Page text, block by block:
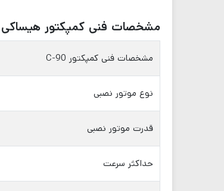
مشخصات فنی کمپکتور هیساکی
مشخصات فنی کمپکتور C-90
نوع موتور نصبی
قدرت موتور نصبی
حداکثر سرعت